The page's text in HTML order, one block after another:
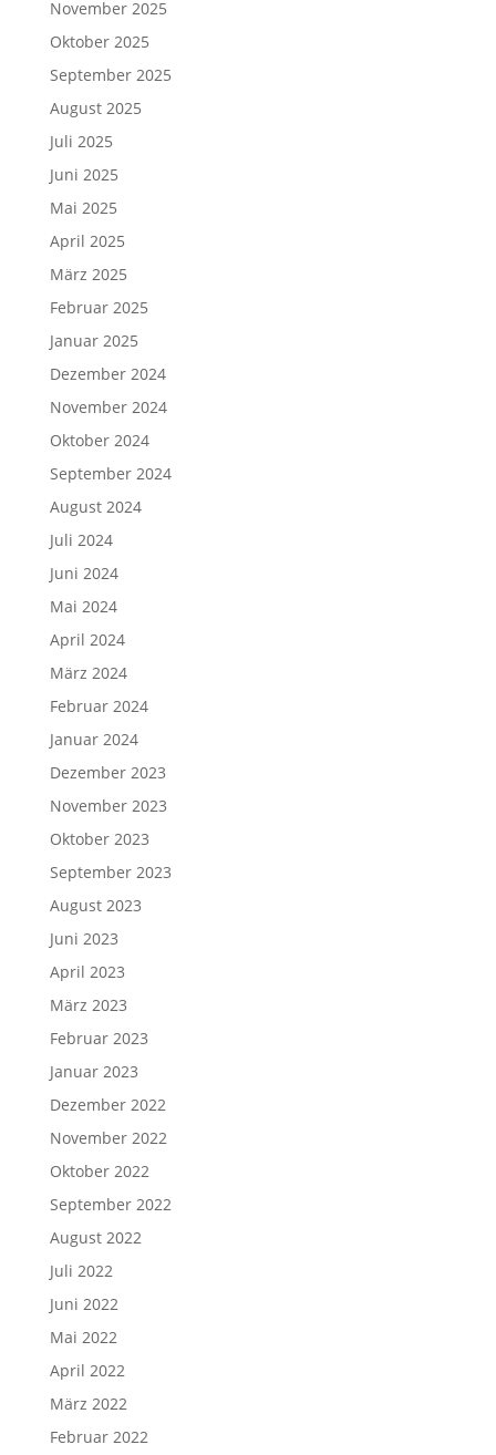
November 2025
Oktober 2025
September 2025
August 2025
Juli 2025
Juni 2025
Mai 2025
April 2025
März 2025
Februar 2025
Januar 2025
Dezember 2024
November 2024
Oktober 2024
September 2024
August 2024
Juli 2024
Juni 2024
Mai 2024
April 2024
März 2024
Februar 2024
Januar 2024
Dezember 2023
November 2023
Oktober 2023
September 2023
August 2023
Juni 2023
April 2023
März 2023
Februar 2023
Januar 2023
Dezember 2022
November 2022
Oktober 2022
September 2022
August 2022
Juli 2022
Juni 2022
Mai 2022
April 2022
März 2022
Februar 2022